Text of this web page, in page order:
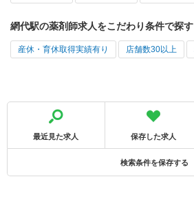
網代駅の薬剤師求人をこだわり条件で探す
産休・育休取得実績有り 店舗数30以上
最近見た求人 保存した求人
検索条件を保存する